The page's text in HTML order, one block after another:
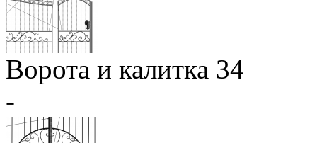
Ворота и калитка 34
-